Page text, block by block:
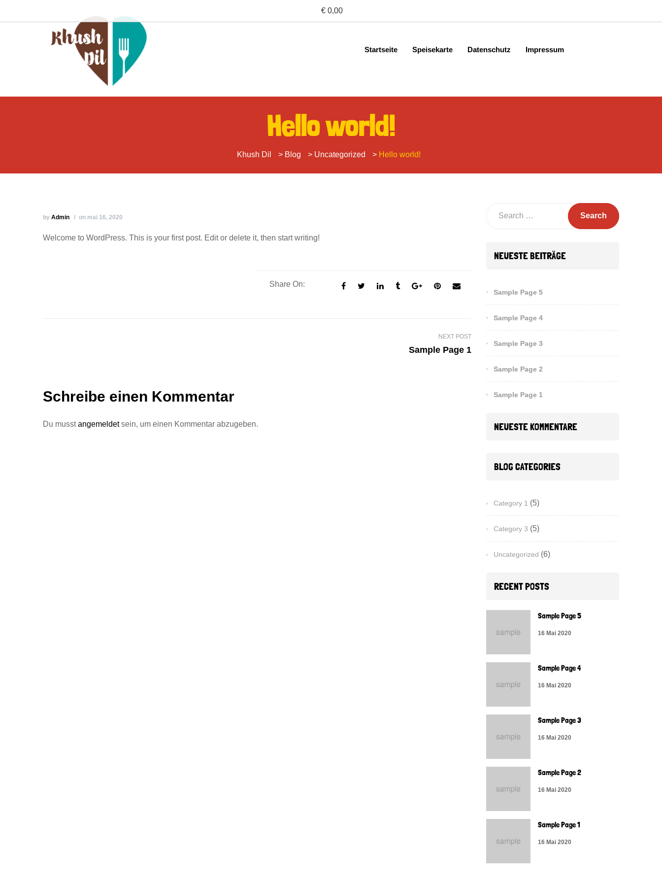
Startseite Speisekarte Datenschutz Impressum
Hello world!
Khush Dil > Blog > Uncategorized > Hello world!
by Admin on mai 16, 2020
Welcome to WordPress. This is your first post. Edit or delete it, then start writing!
Share On:
NEXT POST
Sample Page 1
Schreibe einen Kommentar
Du musstangemeldetsein, um einen Kommentar abzugeben.
NEUESTE BEITRÄGE
Sample Page 5
Sample Page 4
Sample Page 3
Sample Page 2
Sample Page 1
NEUESTE KOMMENTARE
BLOG CATEGORIES
Category 1 (5)
Category 3 (5)
Uncategorized (6)
RECENT POSTS
Sample Page 5
16 Mai 2020
Sample Page 4
16 Mai 2020
Sample Page 3
16 Mai 2020
Sample Page 2
16 Mai 2020
Sample Page 1
16 Mai 2020
€ 0,00